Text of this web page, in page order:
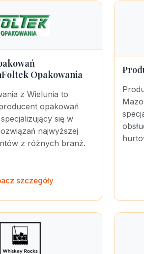
Opakowania
z Wielunia to
opakowań
się w
najwyższej
z różnych branż.
szczegóły